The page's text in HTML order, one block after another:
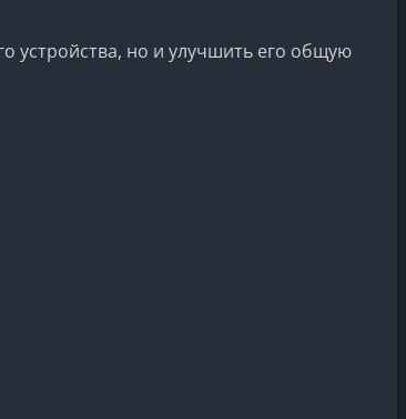
устройства, но и улучшить его общую